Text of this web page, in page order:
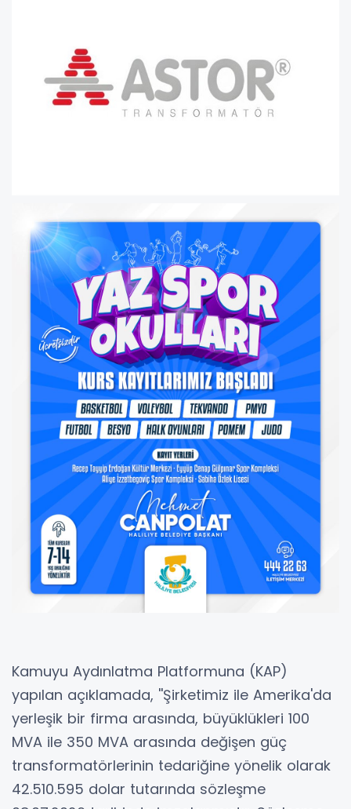
Kamuyu Aydınlatma Platformuna (KAP)
yapılan açıklamada, ''Şirketimiz ile Amerika'da
yerleşik bir firma arasında, büyüklükleri 100
MVA ile 350 MVA arasında değişen güç
transformatörlerinin tedariğine yönelik olarak
42.510.595 dolar tutarında sözleşme